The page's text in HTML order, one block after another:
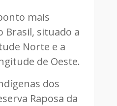
mais
Brasil, situado a
Norte e a
de Oeste.
dos
Raposa da